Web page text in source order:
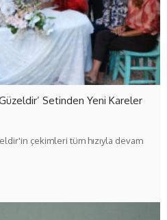
Setinden Yeni Kareler
çekimleri tüm hızıyla devam